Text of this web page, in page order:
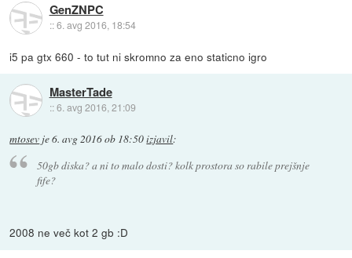
GenZNPC
::6. avg 2016, 18:54
i5 pa gtx 660 - to tut ni skromno za eno staticno igro
MasterTade
::6. avg 2016, 21:09
mtosev je6. avg 2016 ob 18:50izjavil:
50gb diska? a ni to malo dosti? kolk prostora so rabile prejšnje
fife?
2008 ne več kot 2 gb :D